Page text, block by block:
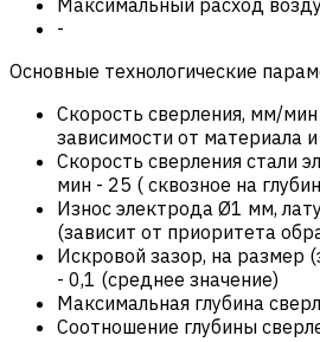
-
Основные технологические
Скорость сверления, мм/мин
зависимости от материала
Скорость сверления стали
мин - 25 ( сквозное на
Износ электрода Ø1 мм,
(зависит от приоритета
Искровой зазор, на размер
- 0,1 (среднее значение)
Максимальная глубина
Соотношение глубины